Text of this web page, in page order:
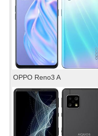
OPPO Reno3 A